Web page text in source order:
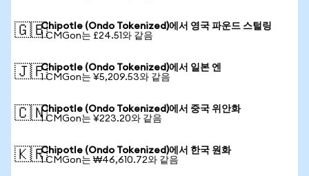
🇬🇧Chipotle (Ondo Tokenized)에서 영국 파운드 스털링
1 CMGon는 £24.51와 같음
🇯🇵Chipotle (Ondo Tokenized)에서 일본 엔
1 CMGon는 ¥5,209.53와 같음
🇨🇳Chipotle (Ondo Tokenized)에서 중국 위안화
1 CMGon는 ¥223.20와 같음
🇰🇷Chipotle (Ondo Tokenized)에서 한국 원화
1 CMGon는 ₩46,610.72와 같음